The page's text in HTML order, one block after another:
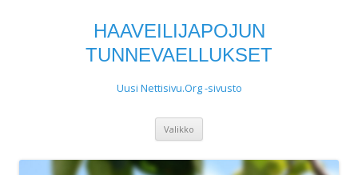
HAAVEILIJAPOJUN
TUNNEVAELLUKSET
Uusi Nettisivu.Org -sivusto
Valikko